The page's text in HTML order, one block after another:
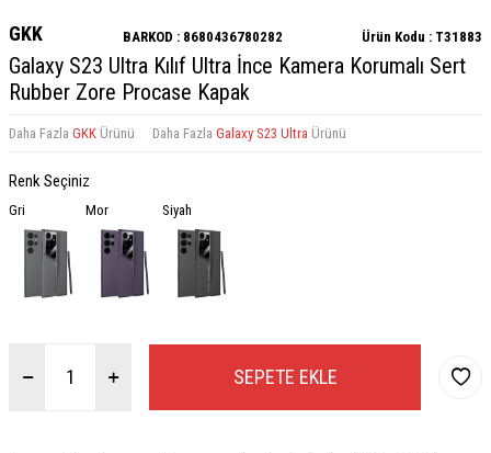
GKK BARKOD : 8680436780282 Ürün Kodu : T31883
Galaxy S23 Ultra Kılıf Ultra İnce Kamera Korumalı Sert
Rubber Zore Procase Kapak
Daha Fazla GKK Ürünü Daha Fazla Galaxy S23 Ultra Ürünü
Renk Seçiniz
Gri Mor Siyah
SEPETE EKLE